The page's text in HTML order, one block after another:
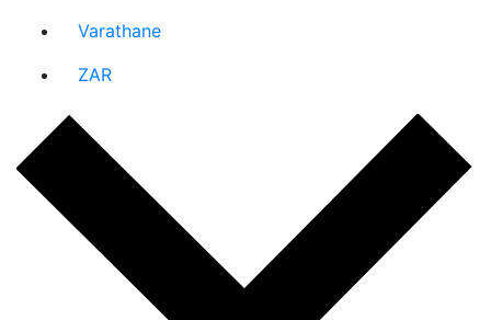
Varathane
ZAR